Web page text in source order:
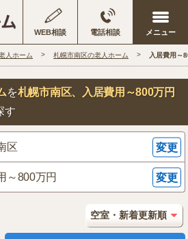
WEB相談 電話相談
人ホーム 札幌市南区の老人ホーム 入居費用～
を札幌市南区、入居費用～800万円
す
区 変更
～800万円 変更